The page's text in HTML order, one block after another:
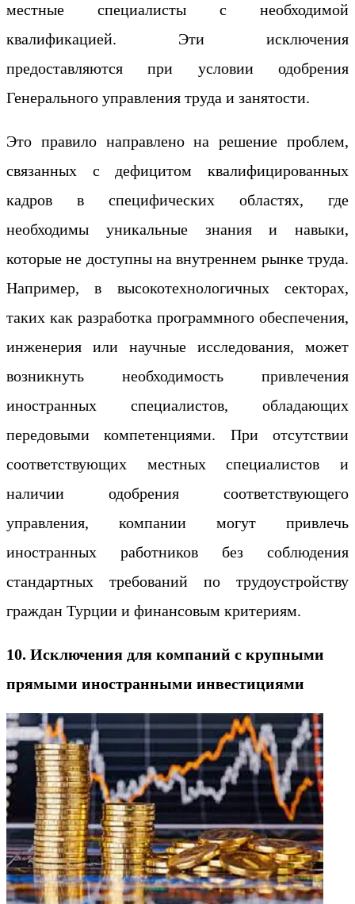
местные специалисты с необходимой
квалификацией. Эти исключения
предоставляются при условии одобрения
Генерального управления труда и занятости.
Это правило направлено на решение проблем,
связанных с дефицитом квалифицированных
кадров в специфических областях, где
необходимы уникальные знания и навыки,
которые не доступны на внутреннем рынке труда.
Например, в высокотехнологичных секторах,
таких как разработка программного обеспечения,
инженерия или научные исследования, может
возникнуть необходимость привлечения
иностранных специалистов, обладающих
передовыми компетенциями. При отсутствии
соответствующих местных специалистов и
наличии одобрения соответствующего
управления, компании могут привлечь
иностранных работников без соблюдения
стандартных требований по трудоустройству
граждан Турции и финансовым критериям.
10. Исключения для компаний с крупными
прямыми иностранными инвестициями